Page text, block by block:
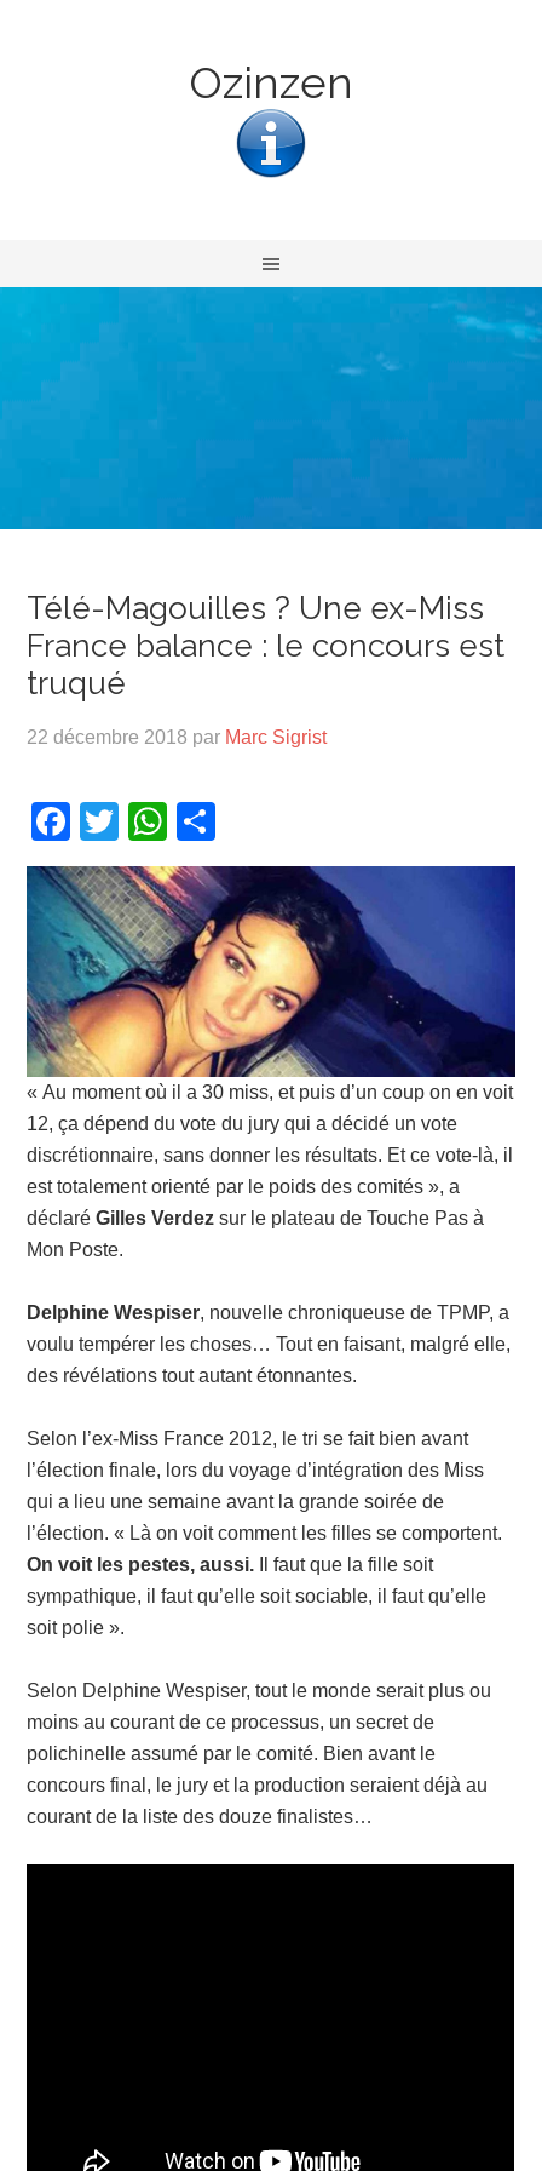
Ozinzen
Télé-Magouilles ? Une ex-Miss
France balance : le concours est
truqué
22 décembre 2018 par Marc Sigrist
Facebook
TwitterWhatsApp
« Au moment où il a 30 miss, et puis d’un coup on en voit
12, ça dépend du vote du jury qui a décidé un vote
discrétionnaire, sans donner les résultats. Et ce vote-là, il
est totalement orienté par le poids des comités », a
déclaréGilles Verdez sur le plateau de Touche Pas à
Mon Poste.
Delphine Wespiser, nouvelle chroniqueuse de TPMP, a
voulu tempérer les choses… Tout en faisant, malgré elle,
des révélations tout autant étonnantes.
Selon l’ex-Miss France 2012, le tri se fait bien avant
l’élection finale, lors du voyage d’intégration des Miss
qui a lieu une semaine avant la grande soirée de
l’élection. « Là on voit comment les filles se comportent.
On voit les pestes, aussi. Il faut que la fille soit
sympathique, il faut qu’elle soit sociable, il faut qu’elle
soit polie ».
Selon Delphine Wespiser, tout le monde serait plus ou
moins au courant de ce processus, un secret de
polichinelle assumé par le comité. Bien avant le
concours final, le jury et la production seraient déjà au
courant de la liste des douze finalistes…